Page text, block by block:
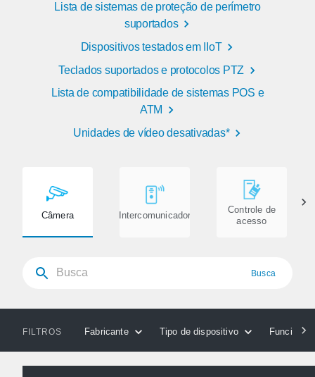
Lista de sistemas de proteção de perímetro
suportados
Dispositivos testados em IIoT
Teclados suportados e protocolos PTZ
Lista de compatibilidade de sistemas POS e
ATM
Unidades de vídeo desativadas*
Câmera Intercomunicador
Controle de
acesso
Busca
FILTROS Fabricante Tipo de dispositivo